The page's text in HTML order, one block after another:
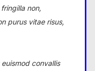
non,
purus vitae risus,
convallis